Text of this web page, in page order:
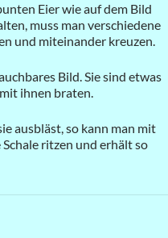
Eier wie auf dem Bild
muss man verschiedene
und miteinander kreuzen.
Bild. Sie sind etwas
ihnen braten.
ausbläst, so kann man mit
ritzen und erhält so